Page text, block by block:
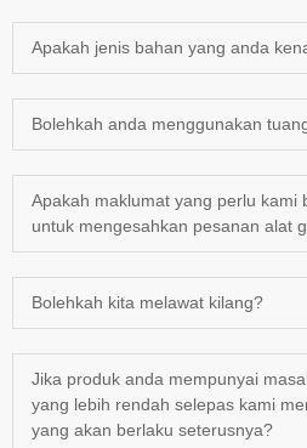
Apakah jenis bahan yang anda
Bolehkah anda menggunakan
Apakah maklumat yang perlu kami
untuk mengesahkan pesanan alat
Bolehkah kita melawat kilang?
Jika produk anda mempunyai
yang lebih rendah selepas kami
yang akan berlaku seterusnya?